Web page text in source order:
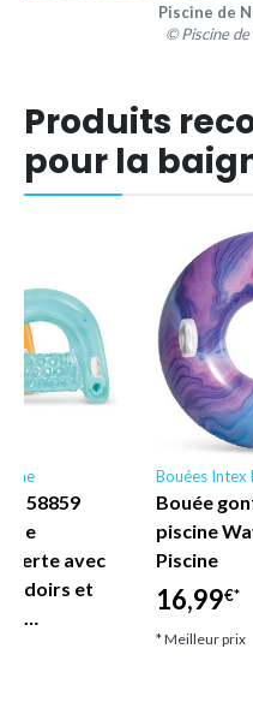
Piscine de
© Piscine
Produits
pour la
- 58859
avec
et
Bouées Intex
Bouée
piscine
Piscine
16,99€*
* Meilleur prix